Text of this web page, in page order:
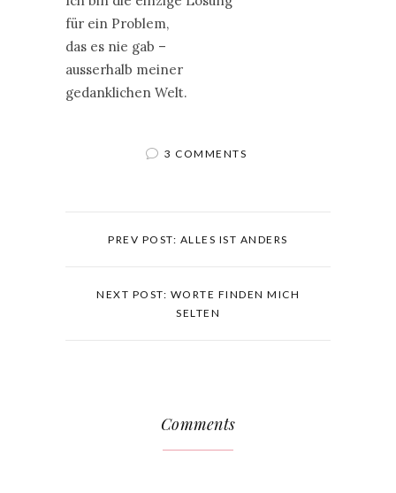
für ein Problem,
das es nie gab –
ausserhalb meiner
gedanklichen Welt.
3 COMMENTS
PREV POST: ALLES IST ANDERS
NEXT POST: WORTE FINDEN MICH
SELTEN
Comments